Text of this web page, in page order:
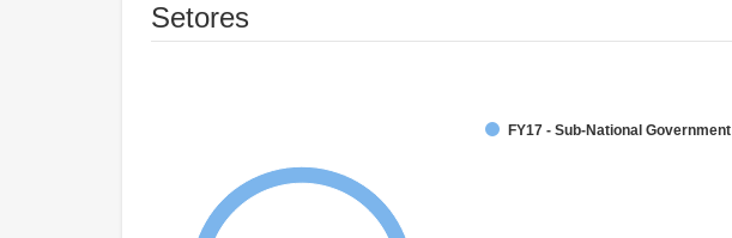
Setores
FY17 - Sub-National Government